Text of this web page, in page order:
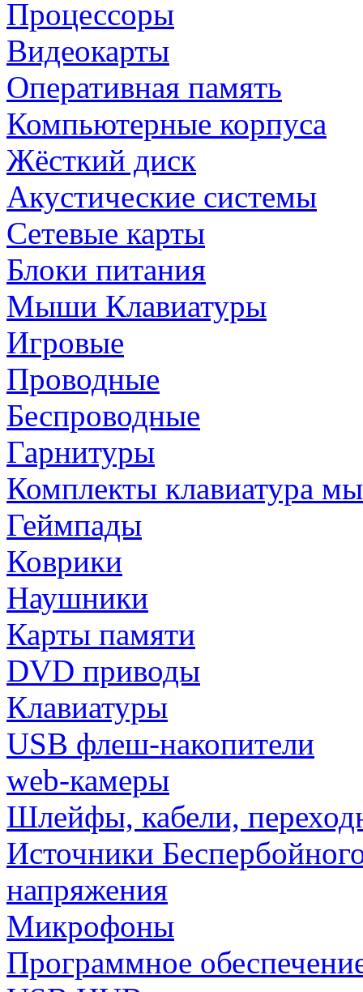
Процессоры
Видеокарты
Оперативная память
Компьютерные корпуса
Жёсткий диск
Акустические системы
Сетевые карты
Блоки питания
Мыши Клавиатуры
Игровые
Проводные
Беспроводные
Гарнитуры
Комплекты клавиатура
Геймпады
Коврики
Наушники
Карты памяти
DVD приводы
Клавиатуры
USB флеш-накопители
web-камеры
Шлейфы, кабели,
Источники
напряжения
Микрофоны
Программное